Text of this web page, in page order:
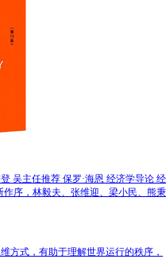
吴主任推荐 保罗·海恩 经济学导论 经
序，林毅夫、张维迎、梁小民、熊秉
方式，有助于理解世界运行的秩序，